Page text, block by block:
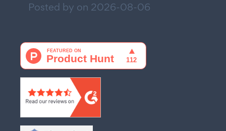
Posted by on 2026-08-06